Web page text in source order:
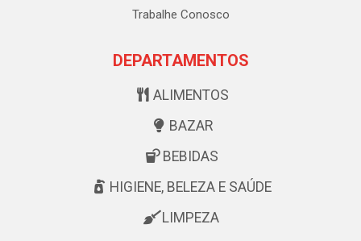
Trabalhe Conosco
DEPARTAMENTOS
ALIMENTOS
BAZAR
BEBIDAS
HIGIENE, BELEZA E SAÚDE
LIMPEZA